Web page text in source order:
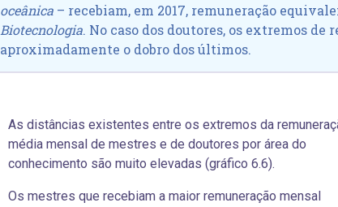
oceânica – recebiam, em 2017, remuneração
Biotecnologia. No caso dos doutores, os extremos de
aproximadamente o dobro dos últimos.
As distâncias existentes entre os extremos da
média mensal de mestres e de doutores por área do
conhecimento são muito elevadas (gráfico 6.6).
Os mestres que recebiam a maior remuneração mensal